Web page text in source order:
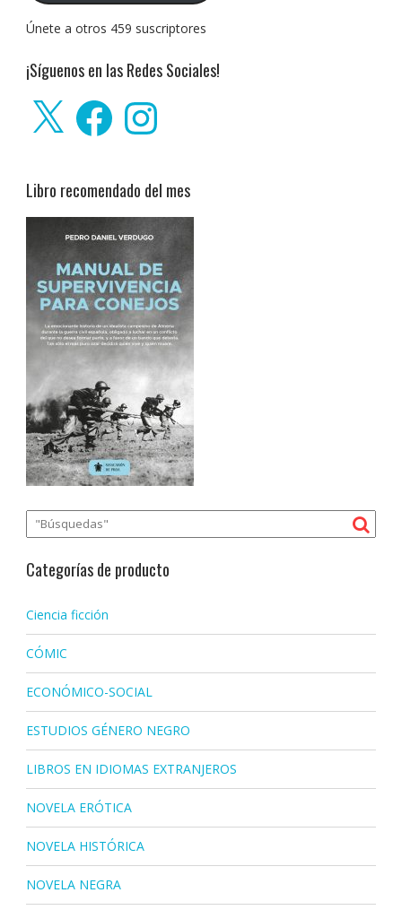
Únete a otros 459 suscriptores
¡Síguenos en las Redes Sociales!
FacebookInstagram
Libro recomendado del mes
Categorías de producto
Ciencia ficción
CÓMIC
ECONÓMICO-SOCIAL
ESTUDIOS GÉNERO NEGRO
LIBROS EN IDIOMAS EXTRANJEROS
NOVELA ERÓTICA
NOVELA HISTÓRICA
NOVELA NEGRA